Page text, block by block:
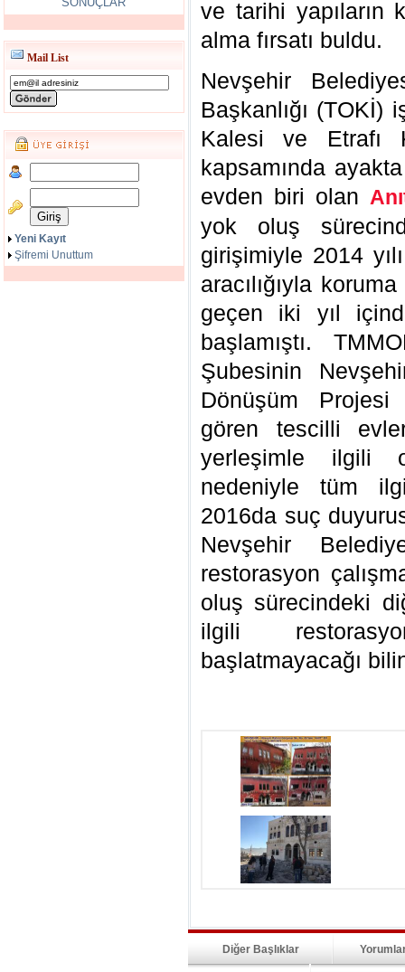
Mail List
Yeni Kayıt
Şifremi Unuttum
ve tarihi yapıların
alma fırsatı buldu.
Nevşehir
Başkanlığı (TOKİ)
Kalesi ve Etrafı
kapsamında
evden biri olan
yok oluş
girişimiyle 2014
aracılığıyla
geçen iki yıl
başlamıştı.
Şubesinin
Dönüşüm Projesi
gören tescilli
yerleşimle ilgili
nedeniyle tüm
2016da suç
Nevşehir
restorasyon
oluş sürecindeki
ilgili
başlatmayacağı
Diğer Başlıklar